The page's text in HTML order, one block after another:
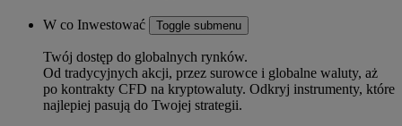
W co Inwestować Toggle submenu
Twój dostęp do globalnych rynków.
Od tradycyjnych akcji, przez surowce i globalne waluty, aż
po kontrakty CFD na kryptowaluty. Odkryj instrumenty, które
najlepiej pasują do Twojej strategii.